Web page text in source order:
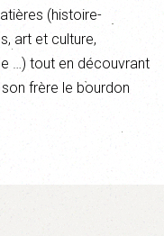
(histoire-
art et culture,
…) tout en découvrant
son frère le bourdon